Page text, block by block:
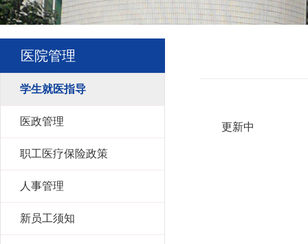
医院管理
学生就医指导
医政管理
职工医疗保险政策
人事管理
新员工须知
更新中